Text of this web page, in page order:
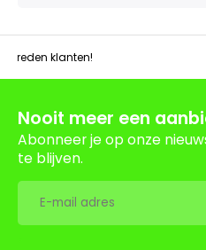
klanten!
Nooit meer een
Abonneer je op onze
te blijven.